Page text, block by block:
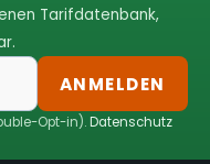
Tarifdatenbank,
ANMELDEN
Opt-in).Datenschutz